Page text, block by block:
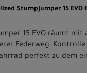
Stumpjumper 15 EVO
15 EVO räumt
Federweg,
perfekt zu dem